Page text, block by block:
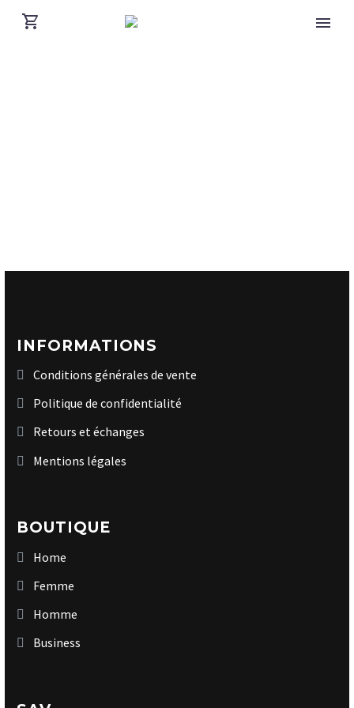
INFORMATIONS
Conditions générales de vente
Politique de confidentialité
Retours et échanges
Mentions légales
BOUTIQUE
Home
Femme
Homme
Business